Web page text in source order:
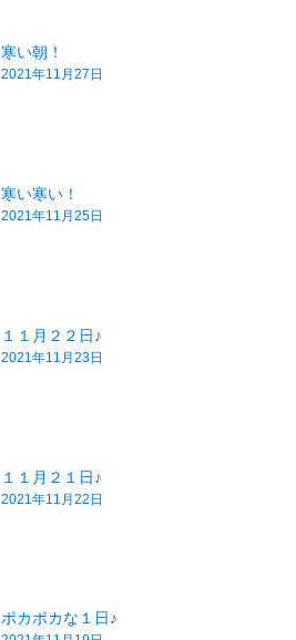
寒い朝！
2021年11月27日
寒い寒い！
2021年11月25日
１１月２２日♪
2021年11月23日
１１月２１日♪
2021年11月22日
ポカポカな１日♪